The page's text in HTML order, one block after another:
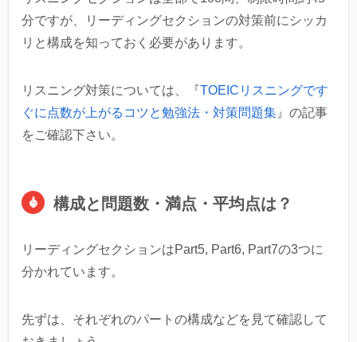
分ですが、リーディングセクションの対策前にシッカ
リと構成を知っておく必要があります。
リスニング対策については、『 TOEICリスニングです
ぐに点数が上がるコツと勉強法・対策問題集』の記事
をご確認下さい。
構成と問題数・満点・平均点は？
リーディングセクションはPart5, Part6, Part7の3つに
分かれています。
先ずは、それぞれのパートの構成などを見て確認して